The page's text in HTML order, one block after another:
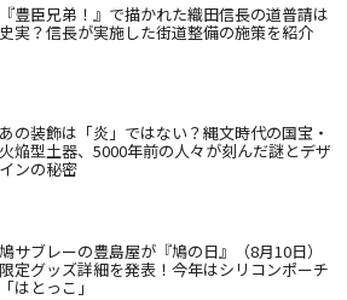
『豊臣兄弟！』で描かれた織田信長の道普請は
史実？信長が実施した街道整備の施策を紹介
あの装飾は「炎」ではない？縄文時代の国宝・
火焔型土器、5000年前の人々が刻んだ謎とデザ
インの秘密
鳩サブレーの豊島屋が『鳩の日』（8月10日）
限定グッズ詳細を発表！今年はシリコンポーチ
「はとっこ」